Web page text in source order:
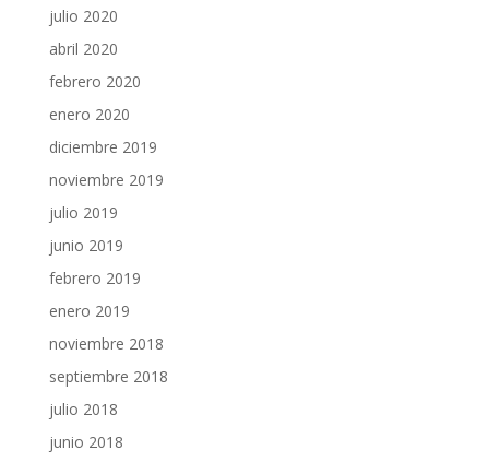
julio 2020
abril 2020
febrero 2020
enero 2020
diciembre 2019
noviembre 2019
julio 2019
junio 2019
febrero 2019
enero 2019
noviembre 2018
septiembre 2018
julio 2018
junio 2018